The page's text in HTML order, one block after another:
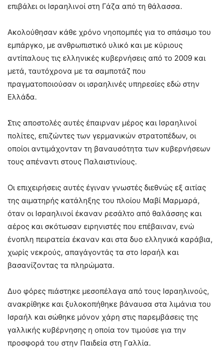
επιβάλει οι Ισραηλινοί στη Γάζα από τη θάλασσα.
Ακολούθησαν κάθε χρόνο νηοπομπές για το σπάσιμο του
εμπάργκο, με ανθρωπιστικό υλικό και με κύριους
αντίπαλους τις ελληνικές κυβερνήσεις από το 2009 και
μετά, ταυτόχρονα με τα σαμποτάζ που
πραγματοποιούσαν οι ισραηλινές υπηρεσίες εδώ στην
Ελλάδα.
Στις αποστολές αυτές έπαιρναν μέρος και Ισραηλινοί
πολίτες, επιζώντες των γερμανικών στρατοπέδων, οι
οποίοι αντιμάχονταν τη βαναυσότητα των κυβερνήσεων
τους απέναντι στους Παλαιστινίους.
Οι επιχειρήσεις αυτές έγιναν γνωστές διεθνώς εξ αιτίας
της αιματηρής κατάληξης του πλοίου Μαβί Μαρμαρά,
όταν οι Ισραηλινοί έκαναν ρεσάλτο από θαλάσσης και
αέρος και σκότωσαν ειρηνιστές που επέβαιναν, ενώ
ένοπλη πειρατεία έκαναν και στα δυο ελληνικά καράβια,
χωρίς νεκρούς, απαγάγοντάς τα στο Ισραήλ και
βασανίζοντας τα πληρώματα.
Δυο φόρες πιάστηκε μεσοπέλαγα από τους Ισραηλινούς,
ανακρίθηκε και ξυλοκοπήθηκε βάναυσα στα λιμάνια του
Ισραήλ και σώθηκε μόνον χάρη στις παρεμβάσεις της
γαλλικής κυβέρνησης η οποία τον τιμούσε για την
προσφορά του στην Παιδεία στη Γαλλία.